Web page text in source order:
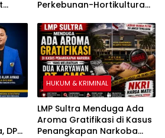
Perkebunan-Hortikultura
Komunikasi dengan Media
DPD
HUKUM & KRIMINAL
LMP Sultra Menduga Ada
Aroma Gratifikasi di Kasus
Penangkapan Narkoba